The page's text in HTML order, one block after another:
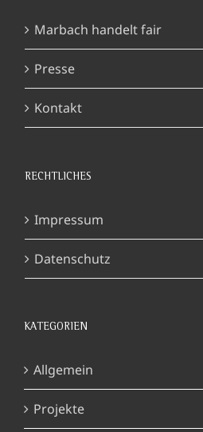
Marbach handelt fair
Presse
Kontakt
RECHTLICHES
Impressum
Datenschutz
KATEGORIEN
Allgemein
Projekte